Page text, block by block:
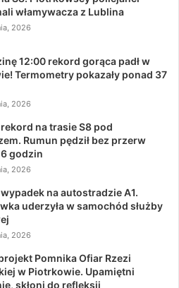
włamywacza z Lublina
2026
12:00 rekord gorąca padł w
Termometry pokazały ponad 37
2026
na trasie S8 pod
Rumun pędził bez przerw
godzin
2026
na autostradzie A1.
uderzyła w samochód służby
2026
Pomnika Ofiar Rzezi
w Piotrkowie. Upamiętni
skłoni do refleksji